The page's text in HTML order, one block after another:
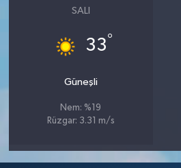
SALI
33°
Güneşli
Nem: %19
Rüzgar: 3.31 m/s